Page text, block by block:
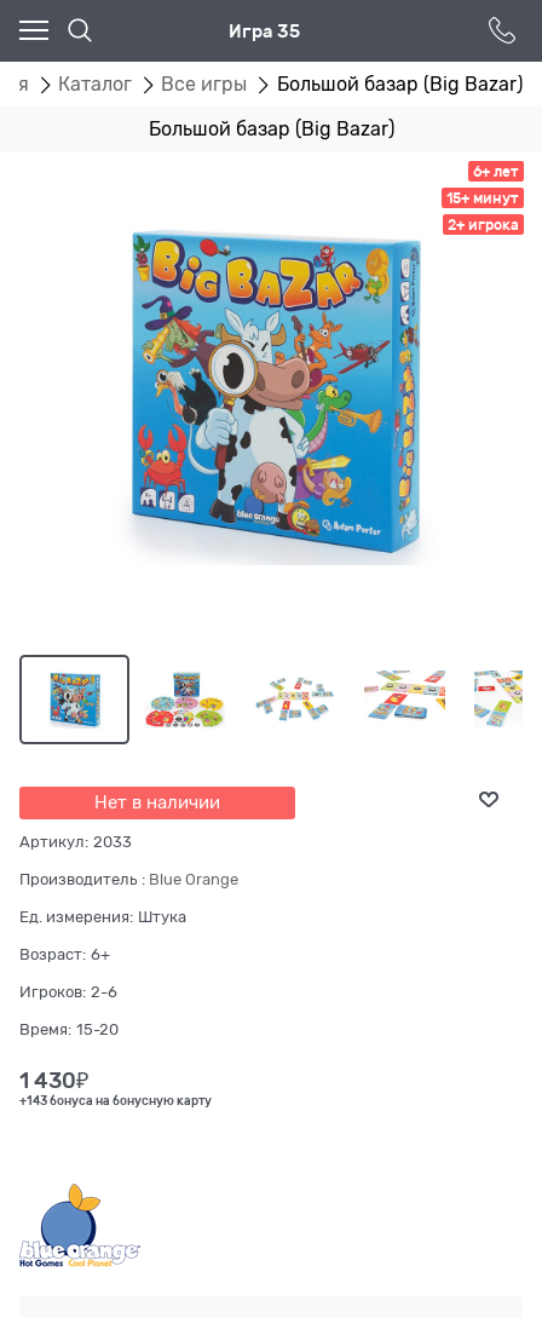
Игра 35
Каталог Все игры Большой базар (Big Bazar)
Большой базар (Big Bazar)
6+ лет
15+ минут
2+ игрока
Нет в наличии
Артикул: 2033
Производитель : Blue Orange
Ед. измерения: Штука
Возраст: 6+
Игроков: 2-6
Время: 15-20
1 430₽
+143 бонуса на бонусную карту